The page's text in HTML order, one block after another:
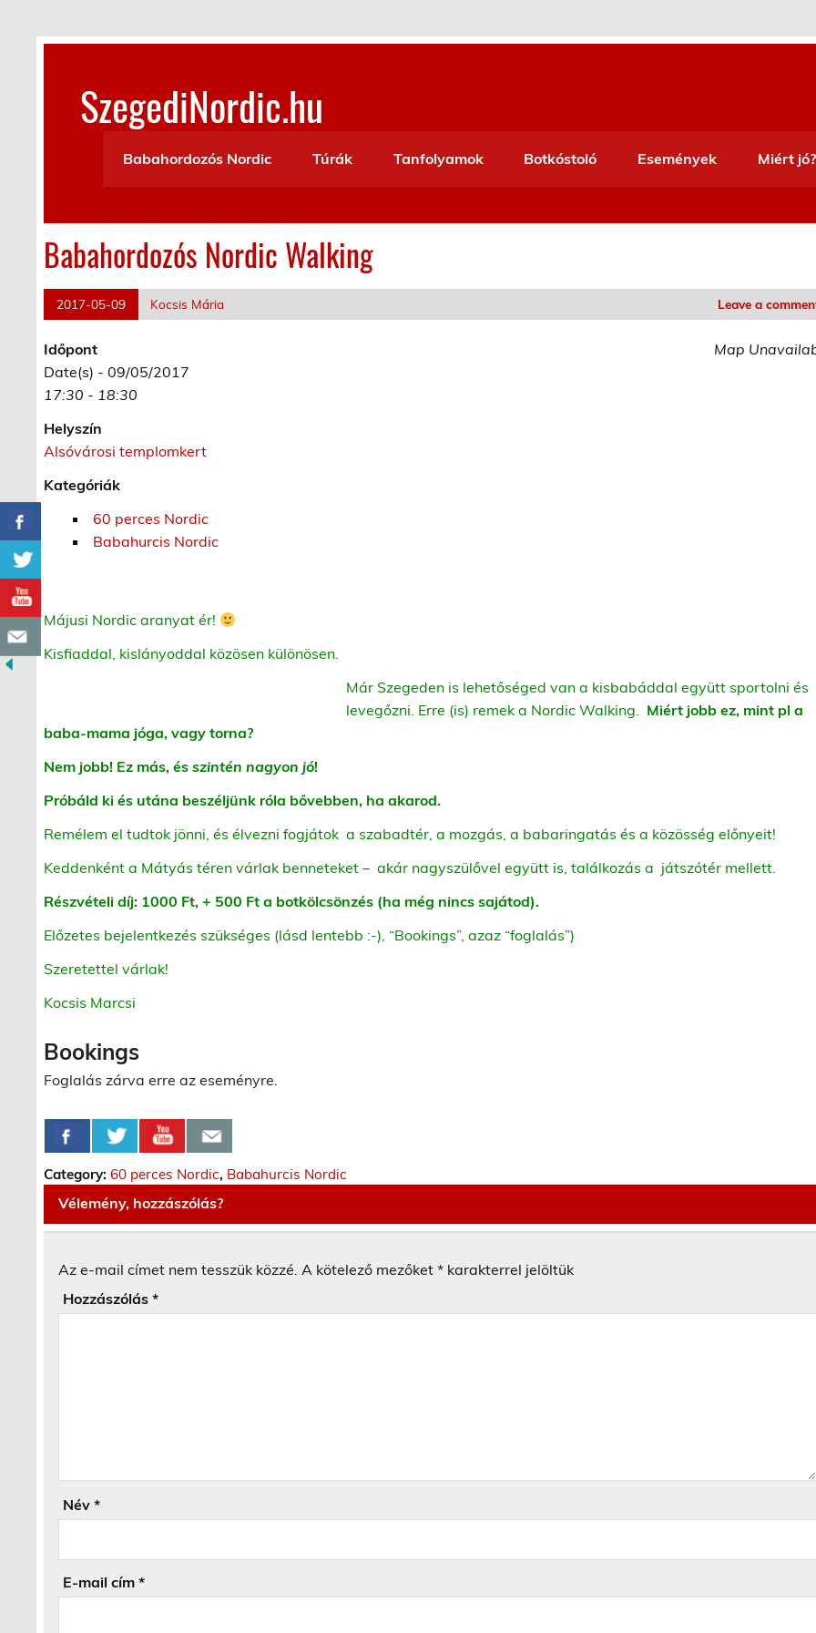
content
SzegediNordic.hu
Babahordozós Nordic
Túrák Tanfolyamok Botkóstoló Események Miért jó?
Babahordozós Nordic Walking
2017-05-09 Kocsis Mária Leave a
Map
Időpont
Date(s) - 09/05/2017
17:30 - 18:30
Helyszín
Alsóvárosi templomkert
Kategóriák
60 perces Nordic
Babahurcis Nordic
Májusi Nordic aranyat ér!
Kisfiaddal, kislányoddal közösen különösen.
Már Szegeden is lehetőséged van a kisbabáddal együtt sportolni és
levegőzni. Erre (is) remek a Nordic Walking. Miért jobb ez, mint pl a
baba-mama jóga, vagy torna?
Nem jobb! Ez más, ésszintén nagyon jó!
Próbáld ki és utána beszéljünk róla bővebben, ha akarod.
Remélem el tudtok jönni, és élvezni fogjátok a szabadtér, a mozgás, a babaringatás és a közösség előnyeit!
Keddenként a Mátyás téren várlak benneteket – akár nagyszülővel együtt is, találkozás a játszótér mellett.
Részvételi díj: 1000 Ft, + 500 Ft a botkölcsönzés (ha még nincs sajátod).
Előzetes bejelentkezés szükséges (lásd lentebb :-), “Bookings”, azaz “foglalás”)
Szeretettel várlak!
Kocsis Marcsi
Bookings
Foglalás zárva erre az eseményre.
Category:60 perces Nordic, Babahurcis Nordic
Vélemény, hozzászólás?
Az e-mail címet nem tesszük közzé. A kötelező mezőket* karakterrel jelöltük
Hozzászólás*
Név*
E-mail cím*